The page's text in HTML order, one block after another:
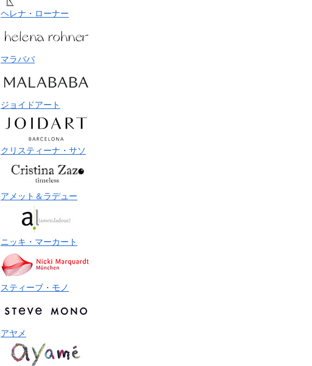
ヘレナ・ローナー
マラババ
ジョイドアート
クリスティーナ・サソ
アメット＆ラデュー
ニッキ・マーカート
スティーブ・モノ
アヤメ